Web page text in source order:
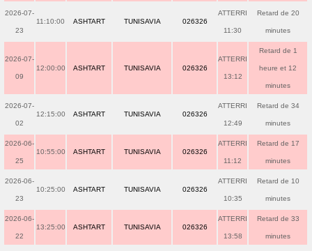
2026-07-
23
11:10:00 ASHTART TUNISAVIA 026326
ATTERRI
11:30
Retard de 20
minutes
2026-07-
09
12:00:00 ASHTART TUNISAVIA 026326
ATTERRI
13:12
Retard de 1
heure et 12
minutes
2026-07-
02
12:15:00 ASHTART TUNISAVIA 026326
ATTERRI
12:49
Retard de 34
minutes
2026-06-
25
10:55:00 ASHTART TUNISAVIA 026326
ATTERRI
11:12
Retard de 17
minutes
2026-06-
23
10:25:00 ASHTART TUNISAVIA 026326
ATTERRI
10:35
Retard de 10
minutes
2026-06-
22
13:25:00 ASHTART TUNISAVIA 026326
ATTERRI
13:58
Retard de 33
minutes